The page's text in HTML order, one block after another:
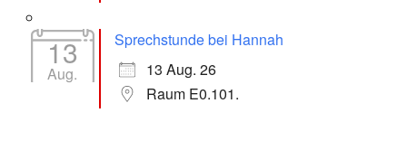
13
Aug.
Sprechstunde bei Hannah
13 Aug. 26
Raum E0.101.